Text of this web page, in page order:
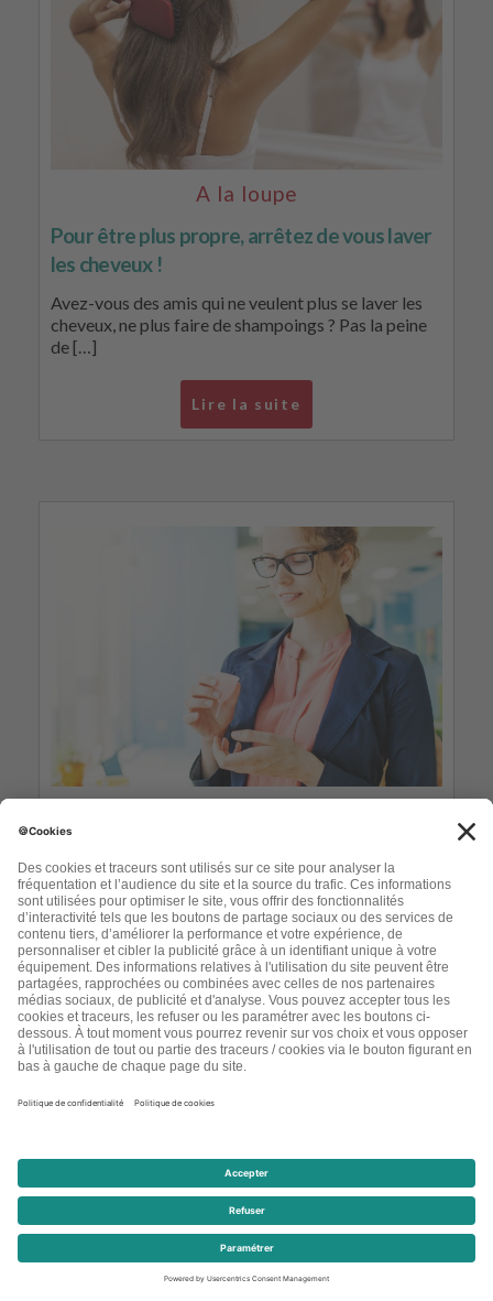
A la loupe
Pour être plus propre, arrêtez de vous laver
les cheveux !
Avez-vous des amis qui ne veulent plus se laver les
cheveux, ne plus faire de shampoings ? Pas la peine
de […]
Lire la suite
La cup : la révolution pour les menstruations A
toutes celles qui se méfient de la composition des
tampons et […]
Lire la suite